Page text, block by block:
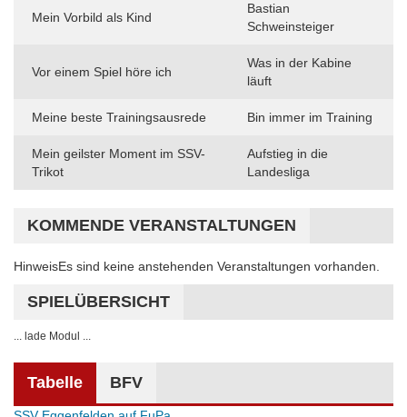
Mein Vorbild als Kind
Bastian
Schweinsteiger
Vor einem Spiel höre ich
Was in der Kabine
läuft
Meine beste Trainingsausrede Bin immer im Training
Mein geilster Moment im SSV-
Trikot
Aufstieg in die
Landesliga
KOMMENDE VERANSTALTUNGEN
HinweisEs sind keine anstehenden Veranstaltungen vorhanden.
SPIELÜBERSICHT
... lade Modul ...
Tabelle BFV